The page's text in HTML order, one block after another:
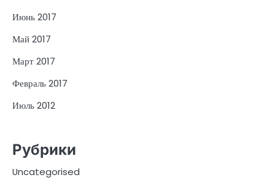
Июнь 2017
Май 2017
Март 2017
Февраль 2017
Июль 2012
Рубрики
Uncategorised